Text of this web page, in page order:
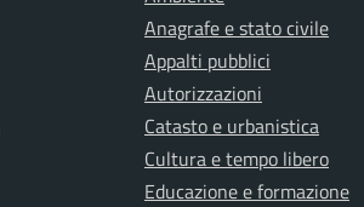
Anagrafe e stato civile
Appalti pubblici
Autorizzazioni
Catasto e urbanistica
Cultura e tempo libero
Educazione e formazione